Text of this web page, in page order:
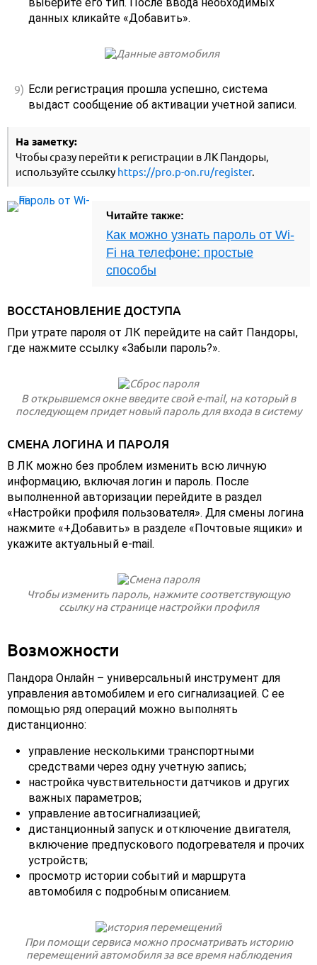
данных кликайте «Добавить».
Если регистрация прошла успешно, система
выдаст сообщение об активации учетной записи.
На заметку:
Чтобы сразу перейти к регистрации в ЛК Пандоры,
используйте ссылку https://pro.p-on.ru/register.
Читайте также:
Как можно узнать пароль от Wi-
Fi на телефоне: простые
способы
ВОССТАНОВЛЕНИЕ ДОСТУПА
При утрате пароля от ЛК перейдите на сайт Пандоры,
где нажмите ссылку «Забыли пароль?».
В открывшемся окне введите свой e-mail, на который в
последующем придет новый пароль для входа в систему
СМЕНА ЛОГИНА И ПАРОЛЯ
В ЛК можно без проблем изменить всю личную
информацию, включая логин и пароль. После
выполненной авторизации перейдите в раздел
«Настройки профиля пользователя». Для смены логина
нажмите «+Добавить» в разделе «Почтовые ящики» и
укажите актуальный e-mail.
Чтобы изменить пароль, нажмите соответствующую
ссылку на странице настройки профиля
Возможности
Пандора Онлайн – универсальный инструмент для
управления автомобилем и его сигнализацией. С ее
помощью ряд операций можно выполнять
дистанционно:
управление несколькими транспортными
средствами через одну учетную запись;
настройка чувствительности датчиков и других
важных параметров;
управление автосигнализацией;
дистанционный запуск и отключение двигателя,
включение предпускового подогревателя и прочих
устройств;
просмотр истории событий и маршрута
автомобиля с подробным описанием.
При помощи сервиса можно просматривать историю
перемещений автомобиля за все время наблюдения